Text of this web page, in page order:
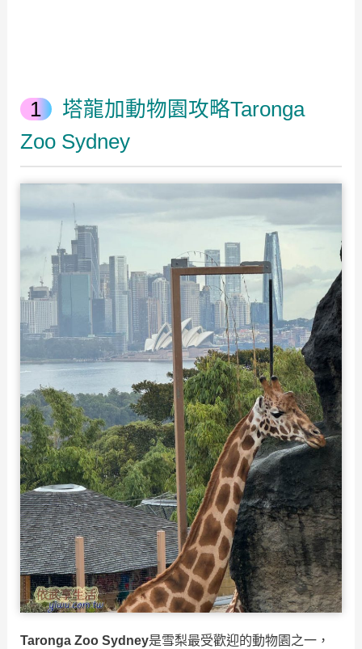
塔龍加動物園攻略Taronga
Zoo Sydney
Taronga Zoo Sydney是雪梨最受歡迎的動物園之一，